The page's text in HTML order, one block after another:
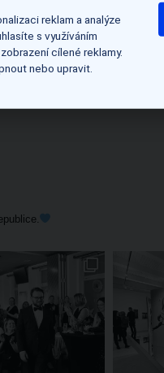
tak know-how, o které
Pokud
výuku nebo online
reklam a analýze
s využíváním
cílené reklamy.
nebo upravit.